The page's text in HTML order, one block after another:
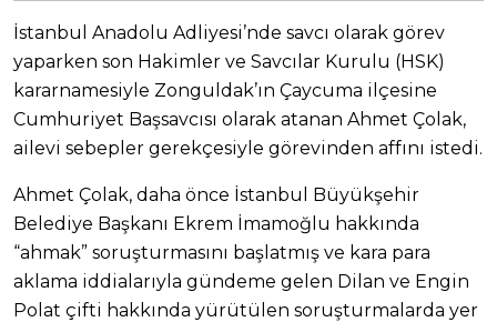
İstanbul Anadolu Adliyesi’nde savcı olarak görev
yaparken son Hakimler ve Savcılar Kurulu (HSK)
kararnamesiyle Zonguldak’ın Çaycuma ilçesine
Cumhuriyet Başsavcısı olarak atanan Ahmet Çolak,
ailevi sebepler gerekçesiyle görevinden affını istedi.
Ahmet Çolak, daha önce İstanbul Büyükşehir
Belediye Başkanı Ekrem İmamoğlu hakkında
“ahmak” soruşturmasını başlatmış ve kara para
aklama iddialarıyla gündeme gelen Dilan ve Engin
Polat çifti hakkında yürütülen soruşturmalarda yer